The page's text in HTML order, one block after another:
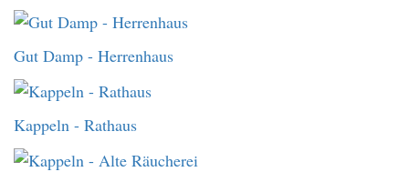
Gut Damp - Herrenhaus
Kappeln - Rathaus